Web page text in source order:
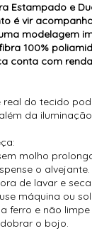
Estampado e
é vir
modelagem
100%
conta com
real do tecido
da
molho
o alvejante.
de lavar e
máquina ou
ferro e não limpe
o bojo.